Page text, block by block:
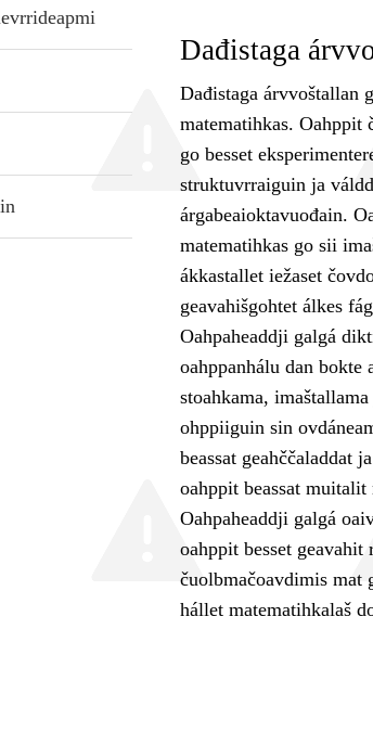
Dađistaga
Dađistaga árvvoštallan
matematihkas. Oahppit
go besset
struktuvrraiguin ja
árgabeaioktavuođain.
matematihkas go sii
ákkastallet iežaset
geavahišgohtet álkes
Oahpaheaddji galgá
oahppanhálu dan bokte
stoahkama,
ohppiiguin sin
beassat geahččaladdat
oahppit beassat
Oahpaheaddji galgá
oahppit besset
čuolbmačoavdimis mat
hállet matematihkalaš